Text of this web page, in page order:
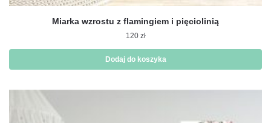
Miarka wzrostu z flamingiem i pięciolinią
120 zł
Dodaj do koszyka